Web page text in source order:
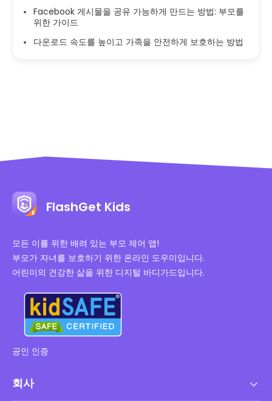
Facebook 게시물을 공유 가능하게 만드는 방법: 부모를
위한 가이드
다운로드 속도를 높이고 가족을 안전하게 보호하는 방법
FlashGet Kids
모든 이를 위한 배려 있는 부모 제어 앱!
부모가 자녀를 보호하기 위한 온라인 도우미입니다.
어린이의 건강한 삶을 위한 디지털 바디가드입니다.
공인 인증
회사